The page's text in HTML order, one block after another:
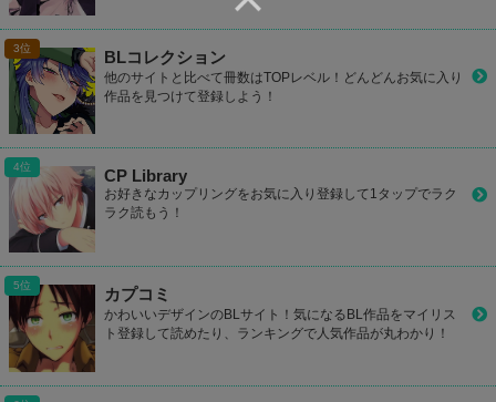
BLコレクション
他のサイトと比べて冊数はTOPレベル！どんどんお気に入り
作品を見つけて登録しよう！
CP Library
お好きなカップリングをお気に入り登録して1タップでラク
ラク読もう！
カプコミ
かわいいデザインのBLサイト！気になるBL作品をマイリス
ト登録して読めたり、ランキングで人気作品が丸わかり！